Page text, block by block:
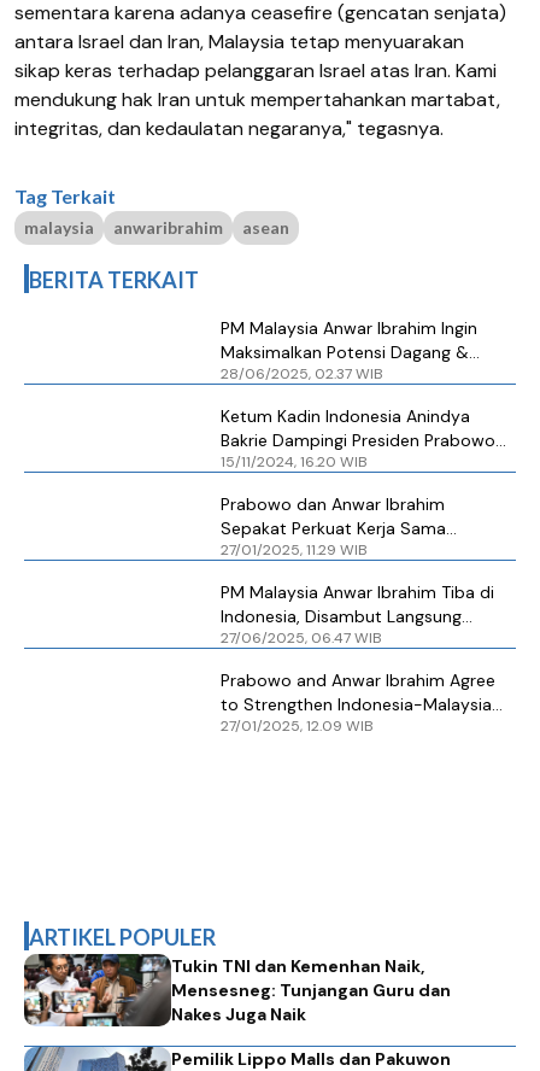
sementara karena adanya ceasefire (gencatan senjata)
antara Israel dan Iran, Malaysia tetap menyuarakan
sikap keras terhadap pelanggaran Israel atas Iran. Kami
mendukung hak Iran untuk mempertahankan martabat,
integritas, dan kedaulatan negaranya," tegasnya.
Tag Terkait
malaysia anwaribrahim asean
BERITA TERKAIT
PM Malaysia Anwar Ibrahim Ingin
Maksimalkan Potensi Dagang &
Investasi dengan Indonesia
28/06/2025, 02.37 WIB
Ketum Kadin Indonesia Anindya
Bakrie Dampingi Presiden Prabowo
saat Berdialog dengan PM Malaysia
15/11/2024, 16.20 WIB
Prabowo dan Anwar Ibrahim
Sepakat Perkuat Kerja Sama
Strategis Indonesia-Malaysia
27/01/2025, 11.29 WIB
PM Malaysia Anwar Ibrahim Tiba di
Indonesia, Disambut Langsung
Presiden Prabowo
27/06/2025, 06.47 WIB
Prabowo and Anwar Ibrahim Agree
to Strengthen Indonesia-Malaysia
Strategic Cooperation
27/01/2025, 12.09 WIB
ARTIKEL POPULER
Tukin TNI dan Kemenhan Naik,
Mensesneg: Tunjangan Guru dan
Nakes Juga Naik
Pemilik Lippo Malls dan Pakuwon